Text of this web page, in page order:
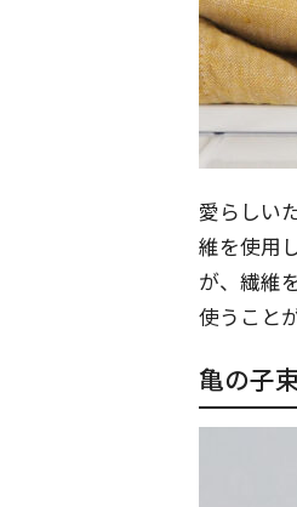
愛らしい
維を使用
が、繊維
使うこと
亀の子